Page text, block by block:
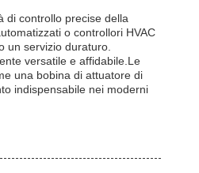
di controllo precise della
o controllori HVAC
un servizio duraturo.
versatile e affidabile.Le
una bobina di attuatore di
indispensabile nei moderni